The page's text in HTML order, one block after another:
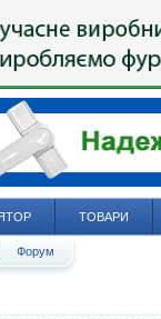
ТОВАРИ
Форум